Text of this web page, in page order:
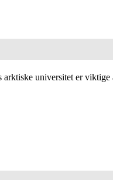
universitet er viktige